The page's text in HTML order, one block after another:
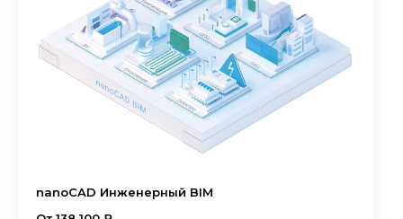
nanoCAD Инженерный BIM